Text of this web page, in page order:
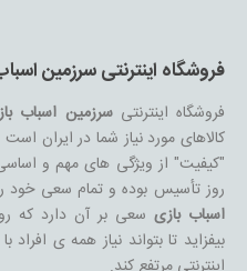
فروشگاه اینترنتی سرزمین
فروشگاه اینترنتیسرزمین اسباب
کالاهای مورد نیاز شما در ایران
"کیفیت" از ویژگی های مهم و
روز تأسیس بوده و تمام سعی خود
اسباب بازیسعی بر آن دارد که
بیفزاید تا بتواند نیاز همه ی